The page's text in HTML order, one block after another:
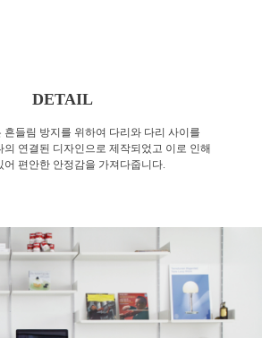
DETAIL
흔들림 방지를 위하여 다리와 다리 사이를
의 연결된 디자인으로 제작되었고 이로 인해
어 편안한 안정감을 가져다줍니다.